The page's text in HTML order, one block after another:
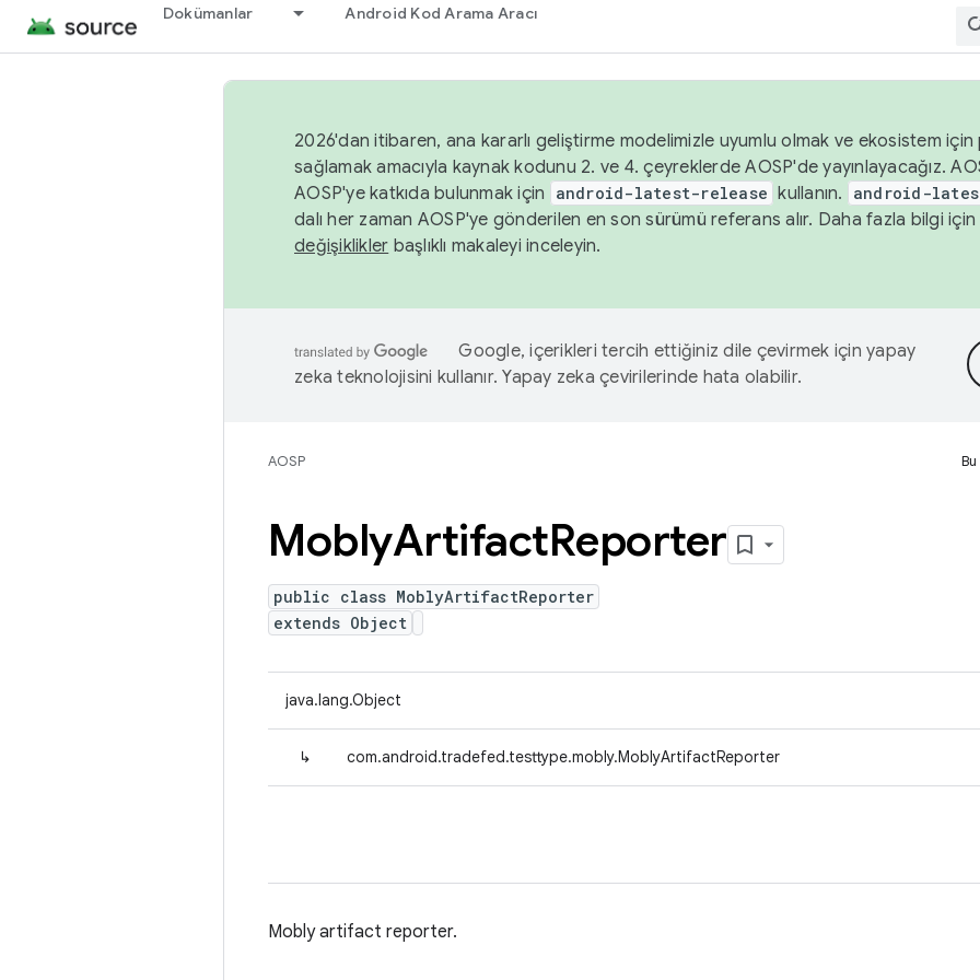
Dokümanlar Android Kod Arama Aracı
2026'dan itibaren, ana kararlı geliştirme modelimizle uyumlu olmak ve ekosistem için
sağlamak amacıyla kaynak kodunu 2. ve 4. çeyreklerde AOSP'de yayınlayacağız.
AOSP'ye katkıda bulunmak için
android-latest-release kullanın. android-
dalı her zaman AOSP'ye gönderilen en son sürümü referans alır. Daha fazla bilgi için
değişiklikler başlıklı makaleyi inceleyin.
Google, içerikleri tercih ettiğiniz dile çevirmek için yapay
zeka teknolojisini kullanır. Yapay zeka çevirilerinde hata olabilir.
AOSP
MoblyArtifactReporter
public class MoblyArtifactReporter
extends Object
java.lang.Object
↳ com.android.tradefed.testtype.mobly.MoblyArtifactReporter
Mobly artifact reporter.